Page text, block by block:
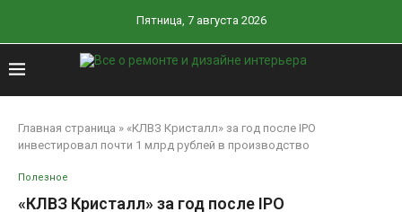
Пятница, 7 августа 2026
Главная страница » «КЛВЗ Кристалл» за год после IPO
инвестировал почти 1 млрд рублей в производство
Полезное
«КЛВЗ Кристалл» за год после IPO